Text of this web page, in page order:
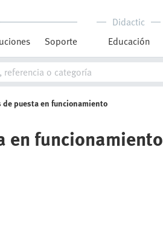
Soporte
Didactic
Educación
de puesta en funcionamiento
en funcionamiento